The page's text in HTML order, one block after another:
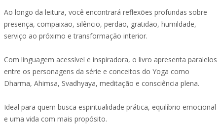
Ao longo da leitura, você encontrará reflexões profundas sobre
presença, compaixão, silêncio, perdão, gratidão, humildade,
serviço ao próximo e transformação interior.
Com linguagem acessível e inspiradora, o livro apresenta paralelos
entre os personagens da série e conceitos do Yoga como
Dharma, Ahimsa, Svadhyaya, meditação e consciência plena.
Ideal para quem busca espiritualidade prática, equilíbrio emocional
e uma vida com mais propósito.